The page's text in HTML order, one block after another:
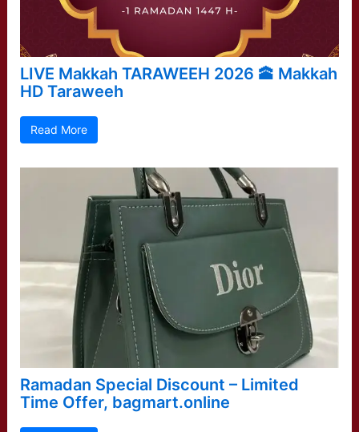
LIVE Makkah TARAWEEH 2026 🕋 Makkah
HD Taraweeh
Read More
Ramadan Special Discount – Limited
Time Offer, bagmart.online